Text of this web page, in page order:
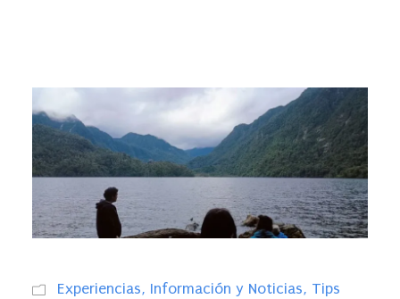
Experiencias, Información y Noticias, Tips